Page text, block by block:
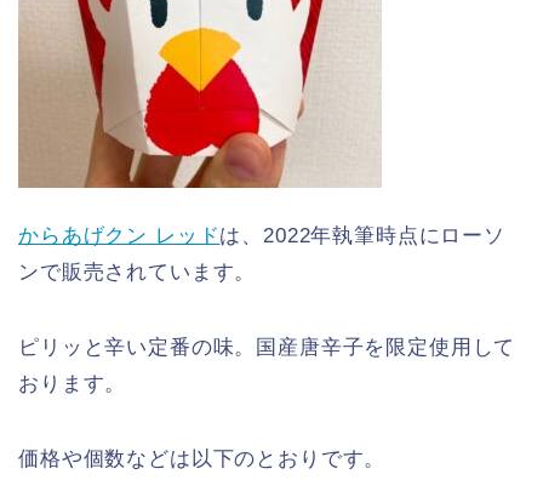
からあげクン レッドは、2022年執筆時点にローソ
ンで販売されています。
ピリッと辛い定番の味。国産唐辛子を限定使用して
おります。
価格や個数などは以下のとおりです。